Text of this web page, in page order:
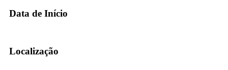
Data de Início
Localização